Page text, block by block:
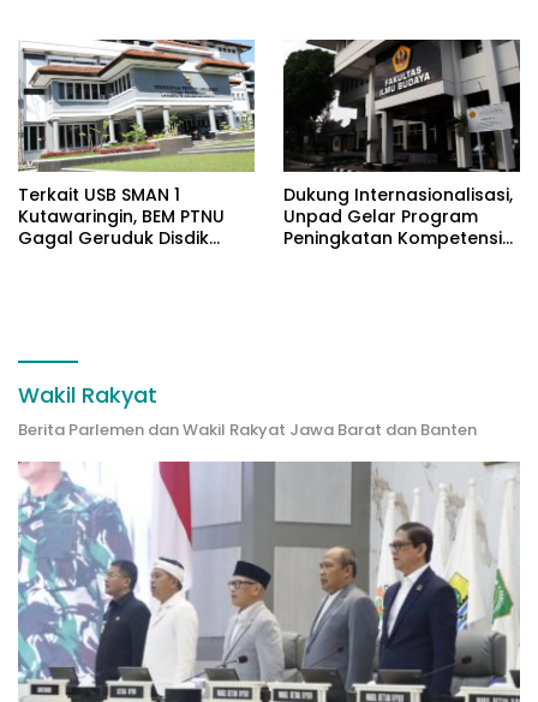
Terkait USB SMAN 1
Kutawaringin, BEM PTNU
Gagal Geruduk Disdik
Dukung Internasionalisasi,
Unpad Gelar Program
Peningkatan Kompetensi
Wakil Rakyat
Berita Parlemen dan Wakil Rakyat Jawa Barat dan Banten